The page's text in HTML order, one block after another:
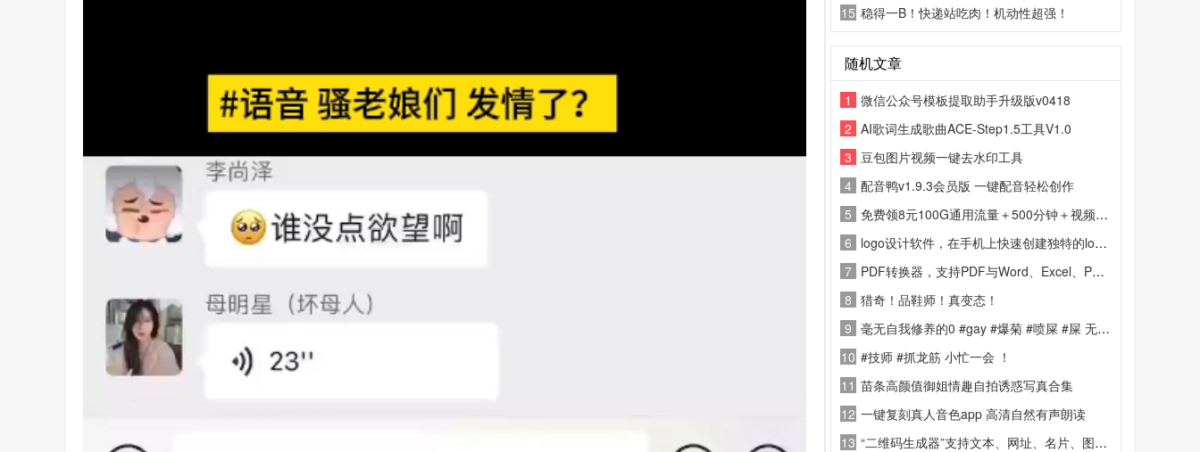
15 稳得一B！快递站吃肉！机动性超强！
随机文章
1
微信公众号模板提取助手升级版v0418
2 AI歌词生成歌曲ACE-Step1.5工具V1.0
3 豆包图片视频一键去水印工具
4 配音鸭v1.9.3会员版 一键配音轻松创作
5 免费领8元100G通用流量＋500分钟＋视频会员
6 logo设计软件，在手机上快速创建独特的logo。
7 PDF转换器，支持PDF与Word、Excel、PPT、图片等多种格式互转，操作简单一键转换，保留原文档排版与清晰度。
8 猎奇！品鞋师！真变态！
9 毫无自我修养的0 #gay #爆菊 #喷屎 #屎 无不良引导
10 #技师 #抓龙筋 小忙一会 ！
11 苗条高颜值御姐情趣自拍诱惑写真合集
12 一键复刻真人音色app 高清自然有声朗读
13 “二维码生成器”支持文本、网址、名片、图片等多格式内容一键转为二维码